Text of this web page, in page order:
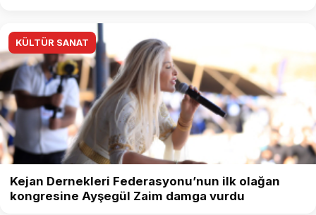
KÜLTÜR SANAT
Kejan Dernekleri Federasyonu’nun ilk olağan
kongresine Ayşegül Zaim damga vurdu